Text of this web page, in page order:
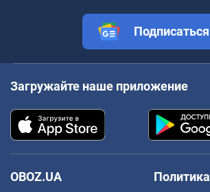
Подписаться
Загружайте наше приложение
OBOZ.UA
Политика